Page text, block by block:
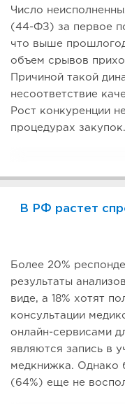
Число
(44-ФЗ) за первое
что выше
объем срывов
Причиной такой
несоответствие
Рост конкуренции
процедурах закупок.
В РФ растет
Более 20%
результаты
виде, а 18% хотят
консультации
онлайн-сервисами
являются запись в
медкнижка. Однако
(64%) еще не